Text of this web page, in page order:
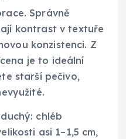
Správně
kontrast v textuře
konzistenci. Z
je to ideální
starší pečivo,
chléb
asi 1–1,5 cm,